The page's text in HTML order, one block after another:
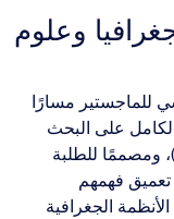
وعلوم
للماجستير مسارًا
على البحث
بحثي)، ومصممًا للطلبة
تعميق فهمهم
الجغرافية